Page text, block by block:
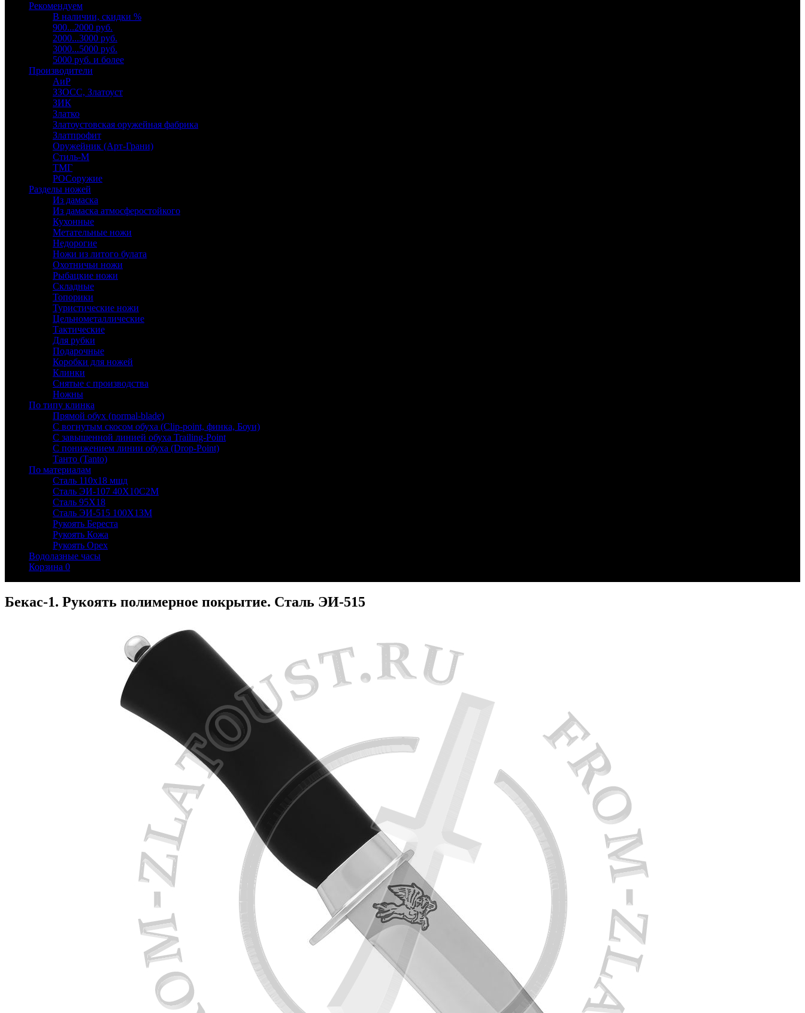
Рекомендуем
В наличии, скидки %
900...2000 руб.
2000...3000 руб.
3000...5000 руб.
5000 руб. и более
Производители
АиР
ЗЗОСС, Златоуст
ЗИК
Златко
Златоустовская оружейная фабрика
Златпрофит
Оружейник (Арт-Грани)
Стиль-М
ТМГ
РОСоружие
Разделы ножей
Из дамаска
Из дамаска атмосферостойкого
Кухонные
Метательные ножи
Недорогие
Ножи из литого булата
Охотничьи ножи
Рыбацкие ножи
Складные
Топорики
Туристические ножи
Цельнометаллические
Тактические
Для рубки
Подарочные
Коробки для ножей
Клинки
Снятые с производства
Ножны
По типу клинка
Прямой обух (normal-blade)
С вогнутым скосом обуха (Clip-point, финка, Боуи)
С завышенной линией обуха Trailing-Point
С понижением линии обуха (Drop-Point)
Танто (Tanto)
По материалам
Сталь 110х18 мшд
Сталь ЭИ-107 40Х10С2М
Сталь 95Х18
Сталь ЭИ-515 100Х13М
Рукоять Береста
Рукоять Кожа
Рукоять Орех
Водолазные часы
Корзина 0
Бекас-1. Рукоять полимерное покрытие. Сталь ЭИ-515